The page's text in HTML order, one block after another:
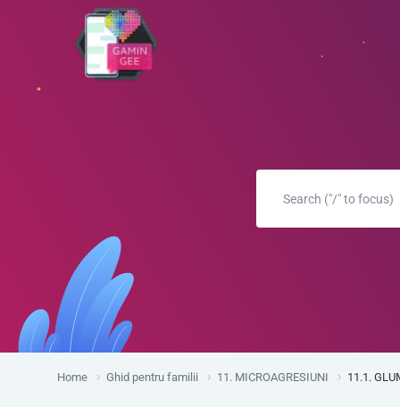
Home Ghid pentru familii 11. MICROAGRESIUNI 11.1.